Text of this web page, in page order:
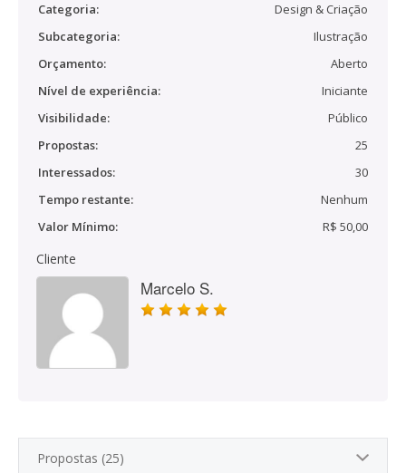
Categoria:
Design & Criação
Subcategoria:
Ilustração
Orçamento:
Aberto
Nível de experiência:
Iniciante
Visibilidade:
Público
Propostas:
25
Interessados:
30
Tempo restante:
Nenhum
Valor Mínimo:
R$ 50,00
Cliente
Marcelo S.
Propostas (25)